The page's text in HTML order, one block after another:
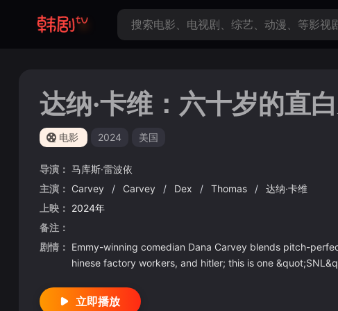
达纳·卡维：六十岁的直
电影 2024 美国
导演： 马库斯·雷波依
主演： Carvey / Carvey / Dex / Thomas /
达纳·卡维
上映： 2024年
备注：
剧情： Emmy-winning comedian Dana Carvey blends pitch-
hinese factory workers, and hitler; this is one
立即播放